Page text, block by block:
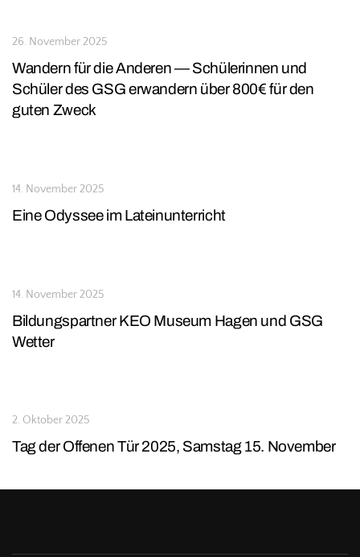
26. November 2025
Wandern für die Anderen — Schülerinnen und
Schüler des GSG erwandern über 800€ für den
guten Zweck
14. November 2025
Eine Odyssee im Lateinunterricht
14. November 2025
Bildungspartner KEO Museum Hagen und GSG
Wetter
2. Oktober 2025
Tag der Offenen Tür 2025, Samstag 15. November